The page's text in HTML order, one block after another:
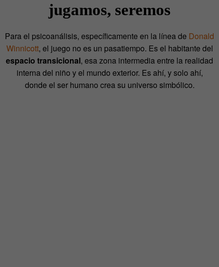
jugamos, seremos
Para el psicoanálisis, específicamente en la línea de Donald
Winnicott, el juego no es un pasatiempo. Es el habitante del
espacio transicional, esa zona intermedia entre la realidad
interna del niño y el mundo exterior. Es ahí, y solo ahí,
donde el ser humano crea su universo simbólico.